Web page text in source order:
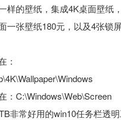
样的壁纸，集成4K桌面壁纸
一张壁纸180元，以及4张锁
：
：C:\Windows\Web\Screen
非常好用的win10任务栏透